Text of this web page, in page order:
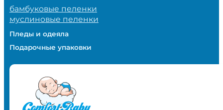
бамбуковые пеленки
муслиновые пеленки
Пледы и одеяла
Подарочные упаковки